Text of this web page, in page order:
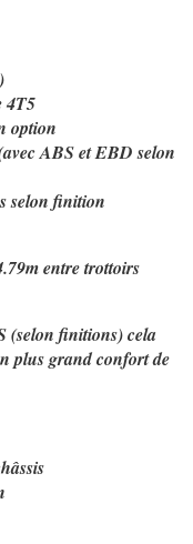
4T5
option
ABS et EBD selon
selon finition
entre trottoirs
(selon finitions) cela
plus grand confort de